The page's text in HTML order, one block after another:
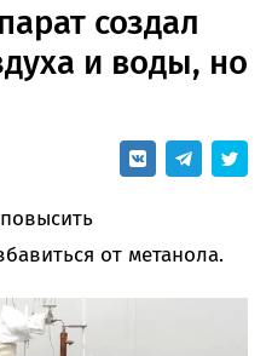
создал
и воды, но
от метанола.